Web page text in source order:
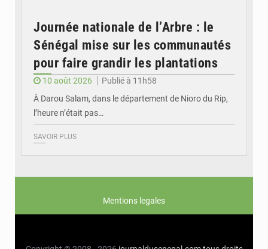
Journée nationale de l’Arbre : le
Sénégal mise sur les communautés
pour faire grandir les plantations
10 août 2026
Publié à 11h58
À Darou Salam, dans le département de Nioro du Rip,
l’heure n’était pas…
SAVOIR PLUS
Mentions legales